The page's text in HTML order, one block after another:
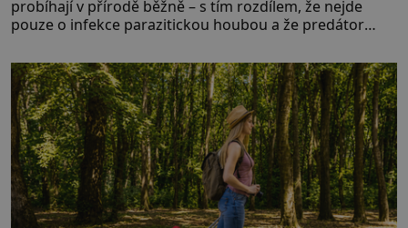
probíhají v přírodě běžně – s tím rozdílem, že nejde
pouze o infekce parazitickou houbou a že predátor
živočichy, než je člověk. Najít skutečné zombie není nic
nemožného ani v naší přírodě.